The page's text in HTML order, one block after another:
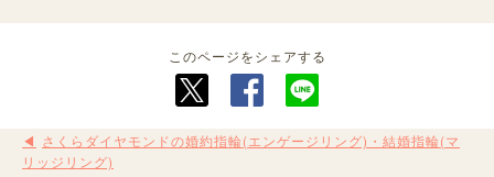
このページをシェアする
さくらダイヤモンドの婚約指輪(エンゲージリング)・結婚指輪(マ
リッジリング)